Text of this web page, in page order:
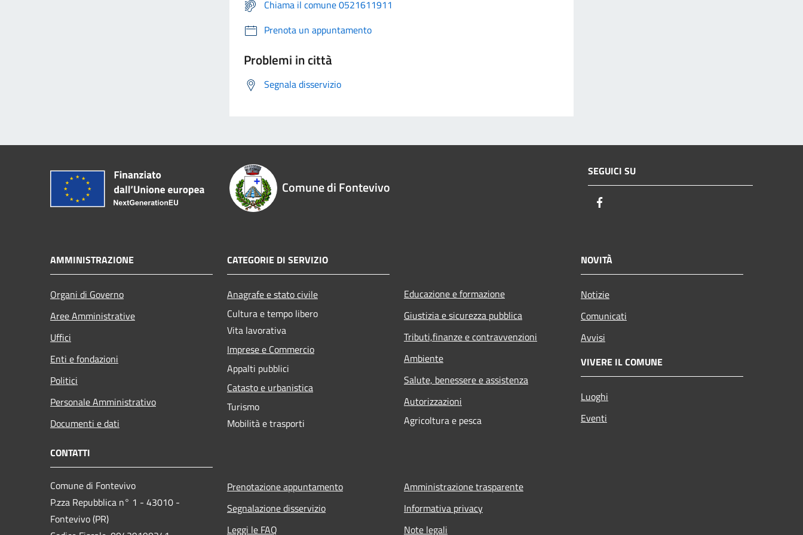
Chiama il comune 0521611911
Prenota un appuntamento
Problemi in città
Segnala disservizio
Comune di Fontevivo
SEGUICI SU
AMMINISTRAZIONE
Organi di Governo
Aree Amministrative
Uffici
Enti e fondazioni
Politici
Personale Amministrativo
Documenti e dati
CATEGORIE DI SERVIZIO
Anagrafe e stato civile
Cultura e tempo libero
Vita lavorativa
Imprese e Commercio
Appalti pubblici
Catasto e urbanistica
Turismo
Mobilità e trasporti
Educazione e formazione
Giustizia e sicurezza pubblica
Tributi,finanze e contravvenzioni
Ambiente
Salute, benessere e assistenza
Autorizzazioni
Agricoltura e pesca
NOVITÀ
Notizie
Comunicati
Avvisi
VIVERE IL COMUNE
Luoghi
Eventi
CONTATTI
Comune di Fontevivo
P.zza Repubblica n° 1 - 43010 -
Fontevivo (PR)
Prenotazione appuntamento
Segnalazione disservizio
Leggi le FAQ
Amministrazione trasparente
Informativa privacy
Note legali